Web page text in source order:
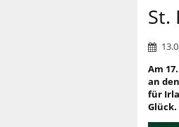
St.
Am
an
für